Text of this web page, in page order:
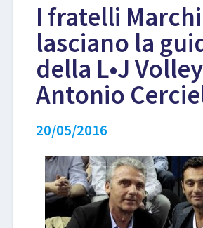
EVENTI
LIBRI
I fratelli Marchi
lasciano la
della L•J
Antonio
20/05/2016